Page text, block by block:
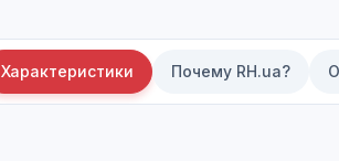
Характеристики Почему RH.ua?